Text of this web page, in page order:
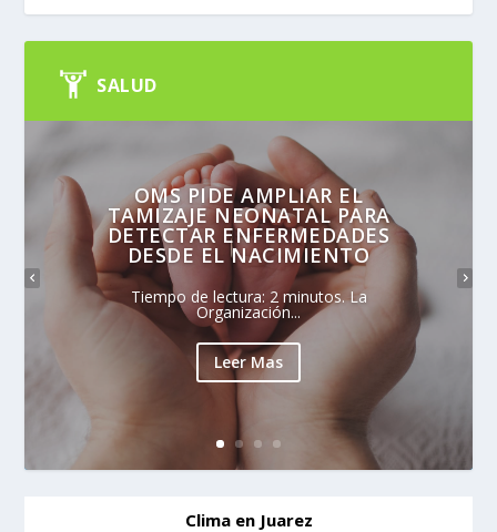
SALUD
OMS PIDE AMPLIAR EL
TAMIZAJE NEONATAL PARA
DETECTAR ENFERMEDADES
DESDE EL NACIMIENTO
Tiempo de lectura: 2 minutos. La
Organización...
Leer Mas
Clima en Juarez